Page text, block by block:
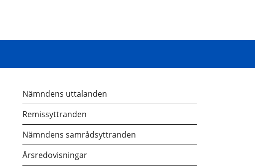
Nämndens uttalanden
Remissyttranden
Nämndens samrådsyttranden
Årsredovisningar